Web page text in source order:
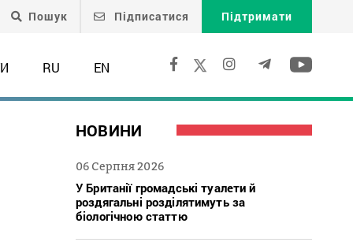
Пошук Підписатися Підтримати
RU EN
НОВИНИ
06 Серпня 2026
У Британії громадські туалети й
роздягальні розділятимуть за
біологічною статтю